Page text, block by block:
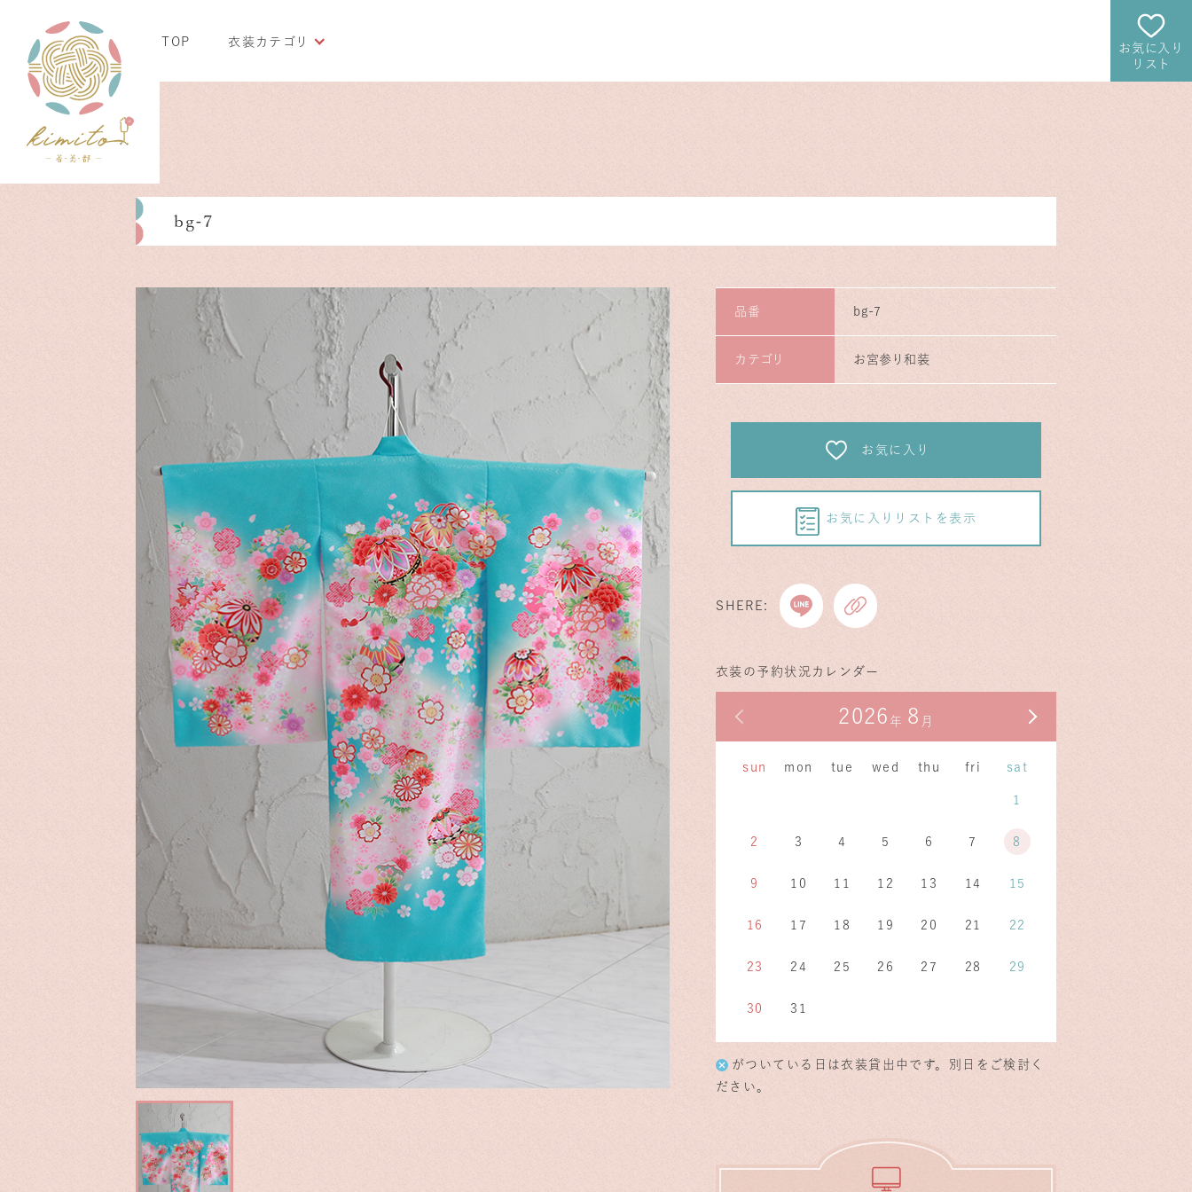
TOP 衣装カテゴリ
お気に入り
リスト
bg-7
品番 bg-7
カテゴリ お宮参り和装
お気に入り
お気に入りリストを表示
SHERE:
衣装の予約状況カレンダー
2026 年 8 月
sun mon tue wed thu fri sat
1
2 3 4 5 6 7 8
9 10 11 12 13 14 15
16 17 18 19 20 21 22
23 24 25 26 27 28 29
30 31
がついている日は衣装貸出中です。別日をご検討く
ださい。